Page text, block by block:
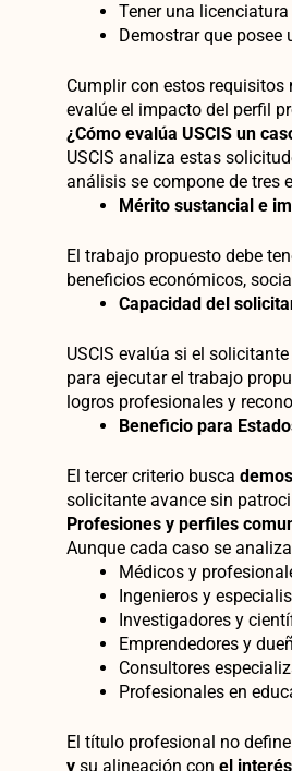
Tener una
Demostrar que
Cumplir con estos requisitos
evalúe el impacto del perfil
¿Cómo evalúa USCIS un
USCIS analiza estas
análisis se compone de tres
Mérito sustancial e
El trabajo propuesto debe
beneficios económicos,
Capacidad del
USCIS evalúa si el
para ejecutar el trabajo
logros profesionales y
Beneficio para
El tercer criterio busca
solicitante avance sin
Profesiones y perfiles
Aunque cada caso se
Médicos y
Ingenieros y
Investigadores y
Emprendedores y
Consultores
Profesionales en
El título profesional no define
y su alineación conel